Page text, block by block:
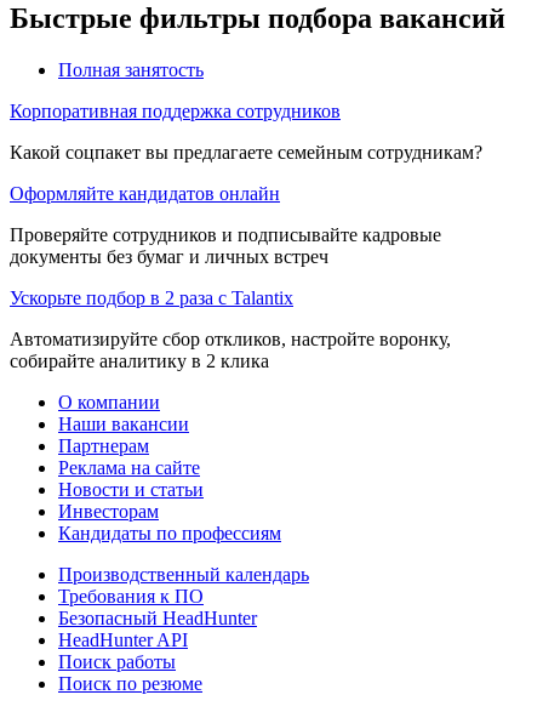
Быстрые фильтры подбора вакансий
Полная занятость
Корпоративная поддержка сотрудников
Какой соцпакет вы предлагаете семейным сотрудникам?
Оформляйте кандидатов онлайн
Проверяйте сотрудников и подписывайте кадровые
документы без бумаг и личных встреч
Ускорьте подбор в 2 раза с Talantix
Автоматизируйте сбор откликов, настройте воронку,
собирайте аналитику в 2 клика
О компании
Наши вакансии
Партнерам
Реклама на сайте
Новости и статьи
Инвесторам
Кандидаты по профессиям
Производственный календарь
Требования к ПО
Безопасный HeadHunter
HeadHunter API
Поиск работы
Поиск по резюме